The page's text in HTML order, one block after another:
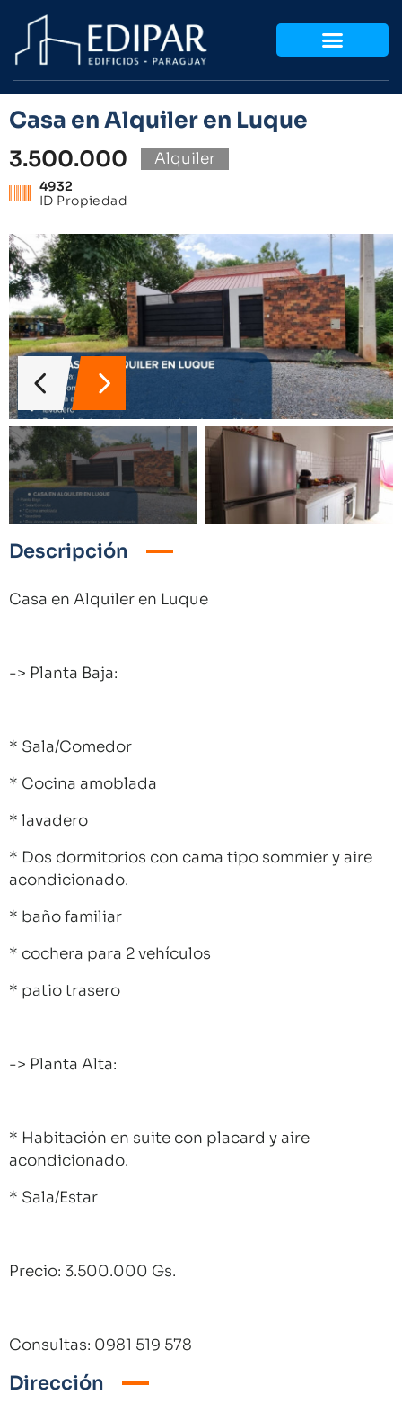
Casa en Alquiler en Luque
3.500.000 Alquiler
4932
ID Propiedad
Descripción
Casa en Alquiler en Luque
-> Planta Baja:
* Sala/Comedor
* Cocina amoblada
* lavadero
* Dos dormitorios con cama tipo sommier y aire
acondicionado.
* baño familiar
* cochera para 2 vehículos
* patio trasero
-> Planta Alta:
* Habitación en suite con placard y aire
acondicionado.
* Sala/Estar
Precio: 3.500.000 Gs.
Consultas: 0981 519 578
Dirección